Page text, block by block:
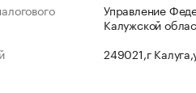
Управление
Калужской
249021,г